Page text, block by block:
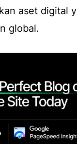
aset digital
global.